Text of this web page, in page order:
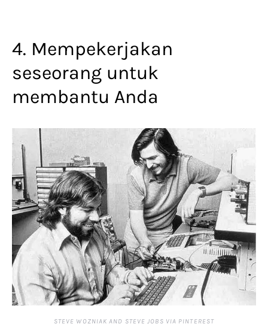
4. Mempekerjakan
seseorang untuk
membantu Anda
STEVE WOZNIAK AND STEVE JOBS VIA PINTEREST